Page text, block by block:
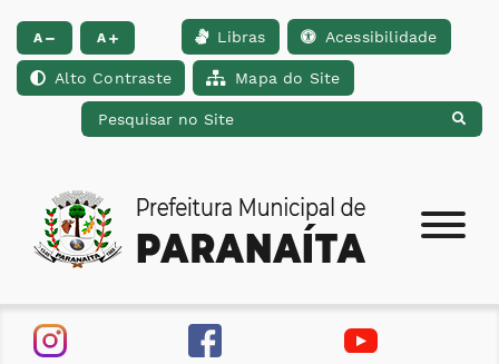
Ir para o conteúdo [alt+1] Ir para o menu [alt+2] Ir para a busca
A A Libras Acessibilidade
Alto Contraste Mapa do Site